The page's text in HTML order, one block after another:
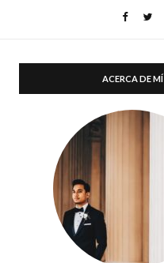
ACERCA DE MÍ